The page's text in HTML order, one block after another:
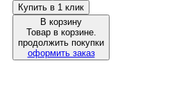
Купить в 1 клик
В корзину
Товар в корзине.
продолжить покупки
оформить заказ